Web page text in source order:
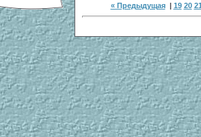
« Предыдущая| 19 20